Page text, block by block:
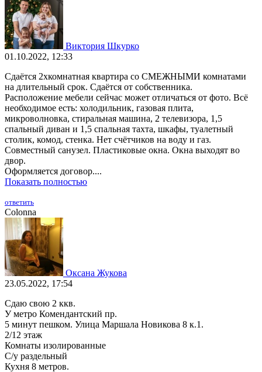
Виктория Шкурко
01.10.2022, 12:33
Сдаётся 2хкомнатная квартира со СМЕЖНЫМИ комнатами
на длительный срок. Сдаётся от собственника.
Расположение мебели сейчас может отличаться от фото. Всё
необходимое есть: холодильник, газовая плита,
микроволновка, стиральная машина, 2 телевизора, 1,5
спальный диван и 1,5 спальная тахта, шкафы, туалетный
столик, комод, стенка. Нет счётчиков на воду и газ.
Совместный санузел. Пластиковые окна. Окна выходят во
двор.
Оформляется договор....
Показать полностью
ответить
Colonna
Оксана Жукова
23.05.2022, 17:54
Сдаю свою 2 ккв.
У метро Комендантский пр.
5 минут пешком. Улица Маршала Новикова 8 к.1.
2/12 этаж
Комнаты изолированные
С/у раздельный
Кухня 8 метров.